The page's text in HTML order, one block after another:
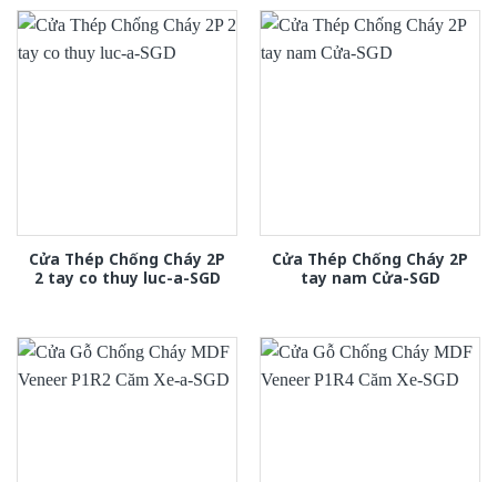
Cửa Thép Chống Cháy 2P
2 tay co thuy luc-a-SGD
Cửa Thép Chống Cháy 2P
tay nam Cửa-SGD